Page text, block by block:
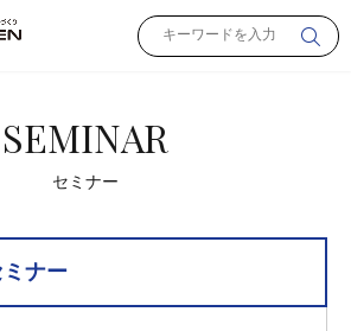
SEMINAR
セミナー
ナー